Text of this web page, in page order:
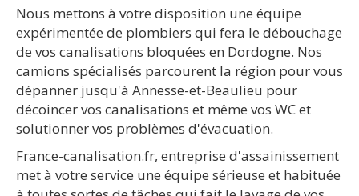
Nous mettons à votre disposition une équipe
expérimentée de plombiers qui fera le débouchage
de vos canalisations bloquées en Dordogne. Nos
camions spécialisés parcourent la région pour vous
dépanner jusqu'à Annesse-et-Beaulieu pour
décoincer vos canalisations et même vos WC et
solutionner vos problèmes d'évacuation.
France-canalisation.fr, entreprise d'assainissement
met à votre service une équipe sérieuse et habituée